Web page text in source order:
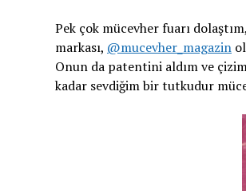
Pek çok mücevher fuarı
markası, @mucevher_magazin
Onun da patentini aldım ve
kadar sevdiğim bir tutkudur